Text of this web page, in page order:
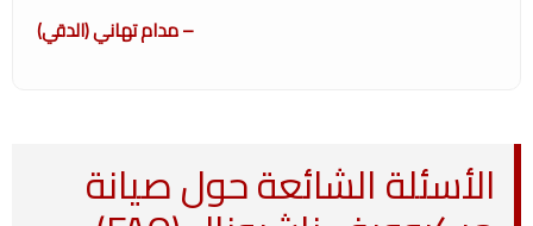
– مدام تهاني (الدقي)
الأسئلة الشائعة حول صيانة